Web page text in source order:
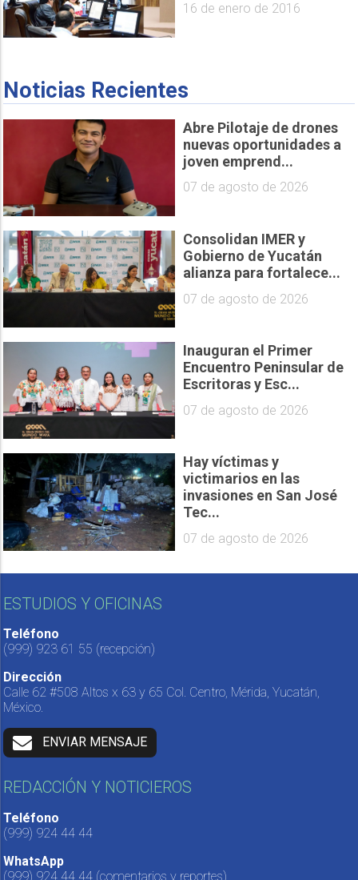
16 de enero de 2016
Noticias Recientes
Abre Pilotaje de drones
nuevas oportunidades a
joven emprend...
07 de agosto de 2026
Consolidan IMER y
Gobierno de Yucatán
alianza para fortalece...
07 de agosto de 2026
Inauguran el Primer
Encuentro Peninsular de
Escritoras y Esc...
07 de agosto de 2026
Hay víctimas y
victimarios en las
invasiones en San José
Tec...
07 de agosto de 2026
ESTUDIOS Y OFICINAS
Teléfono
(999) 923 61 55 (recepción)
Dirección
Calle 62 #508 Altos x 63 y 65 Col. Centro, Mérida, Yucatán,
México.
ENVIAR MENSAJE
REDACCIÓN Y NOTICIEROS
Teléfono
(999) 924 44 44
WhatsApp
(999) 924 44 44 (comentarios y reportes)